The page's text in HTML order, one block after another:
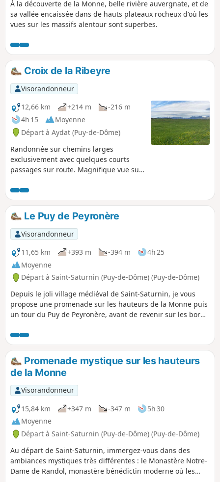
À la découverte de la Monne, belle rivière auvergnate, et de
sa vallée encaissée dans de hauts plateaux rocheux d'où les
vues sur les massifs alentour sont superbes.
Croix de la Ribeyre
Visorandonneur
12,66 km
+214 m
-216 m
4h 15
Moyenne
Départ à Aydat (Puy-de-Dôme)
Randonnée sur chemins larges
exclusivement avec quelques courts
passages sur route. Magnifique vue sur
Dôme. Ce chemin n'est pas balisé et un
GPS est vivement recommandé pour ne
pas se perdre.
Le Puy de Peyronère
Visorandonneur
11,65 km
+393 m -394 m
4h 25
Moyenne
Départ à Saint-Saturnin (Puy-de-Dôme) (Puy-de-Dôme)
Depuis le joli village médiéval de Saint-Saturnin, je vous
propose une promenade sur les hauteurs de la Monne puis
un tour du Puy de Peyronère, avant de revenir sur les bords
Promenade mystique sur les hauteurs
de la Monne
Visorandonneur
15,84 km
+347 m -347 m
5h 30
Moyenne
Départ à Saint-Saturnin (Puy-de-Dôme) (Puy-de-Dôme)
Au départ de Saint-Saturnin, immergez-vous dans des
ambiances mystiques très différentes : le Monastère Notre-
Dame de Randol, monastère bénédictin moderne où les